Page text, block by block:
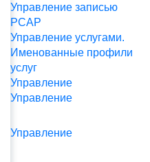
Управление записью
PCAP
Управление услугами.
Именованные профили
услуг
Управление
Управление
Управление